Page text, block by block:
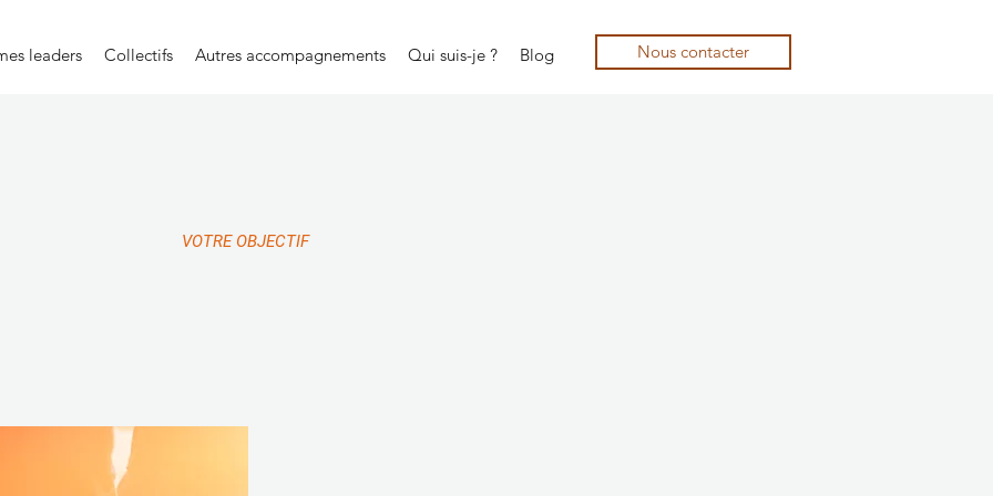
leaders Collectifs Autres accompagnements Qui suis-je ? Blog Nous contacter
VOTRE OBJECTIF